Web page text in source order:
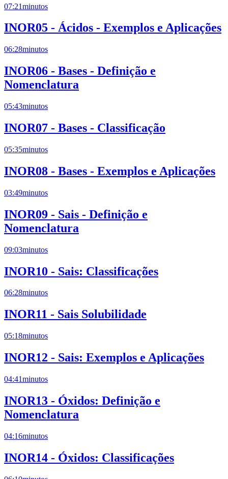
07:21minutos
INOR05 - Ácidos - Exemplos e Aplicações
06:28minutos
INOR06 - Bases - Definição e
Nomenclatura
05:43minutos
INOR07 - Bases - Classificação
05:35minutos
INOR08 - Bases - Exemplos e Aplicações
03:49minutos
INOR09 - Sais - Definição e
Nomenclatura
09:03minutos
INOR10 - Sais: Classificações
06:28minutos
INOR11 - Sais Solubilidade
05:18minutos
INOR12 - Sais: Exemplos e Aplicações
04:41minutos
INOR13 - Óxidos: Definição e
Nomenclatura
04:16minutos
INOR14 - Óxidos: Classificações